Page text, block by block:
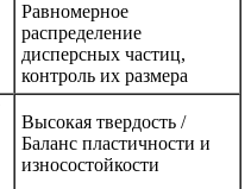
Равномерное
распределение
дисперсных частиц,
контроль их размера
Высокая твердость /
Баланс пластичности и
износостойкости